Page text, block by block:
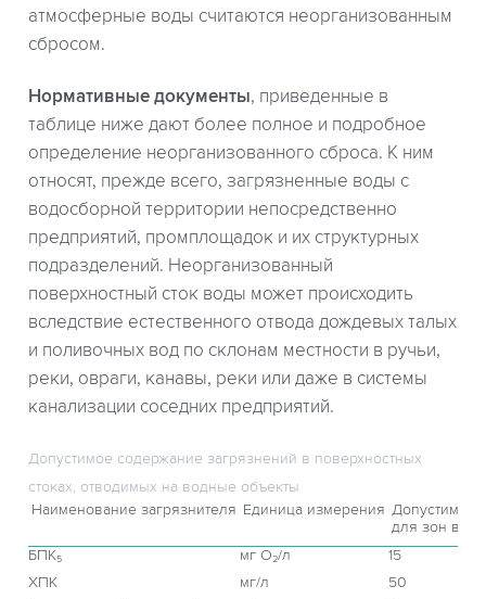
атмосферные воды считаются неорганизованным
сбросом.
Нормативные документы, приведенные в
таблице ниже дают более полное и подробное
определение неорганизованного сброса. К ним
относят, прежде всего, загрязненные воды с
водосборной территории непосредственно
предприятий, промплощадок и их структурных
подразделений. Неорганизованный
поверхностный сток воды может происходить
вследствие естественного отвода дождевых талых
и поливочных вод по склонам местности в ручьи,
реки, овраги, канавы, реки или даже в системы
канализации соседних предприятий.
Допустимое содержание загрязнений в поверхностных
стоках, отводимых на водные объекты
Наименование загрязнителя Единица измерения Допустимое
для зон
БПК₅
мг O₂/л
15
ХПК
мг/л
50